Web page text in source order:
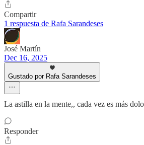
Compartir
1 respuesta de Rafa Sarandeses
José Martín
Dec 16, 2025
Gustado por Rafa Sarandeses
La astilla en la mente,, cada vez es más
Responder